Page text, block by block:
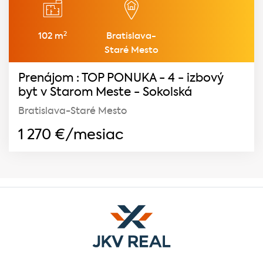
102 m2
Bratislava-
Staré Mesto
Prenájom : TOP PONUKA - 4 - izbový
byt v Starom Meste - Sokolská
Bratislava-Staré Mesto
1 270 €/mesiac